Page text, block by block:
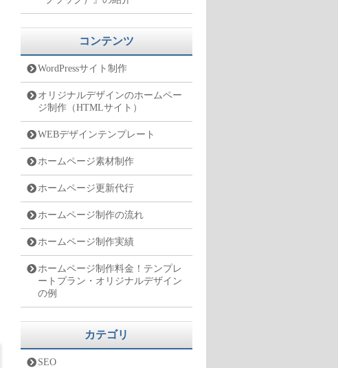
コンテンツ
WordPressサイト制作
オリジナルデザインのホームペー
ジ制作（HTMLサイト）
WEBデザインテンプレート
ホームページ素材制作
ホームページ更新代行
ホームページ制作の流れ
ホームページ制作実績
ホームページ制作料金！テンプレ
ートプラン・オリジナルデザイン
の例
カテゴリ
SEO